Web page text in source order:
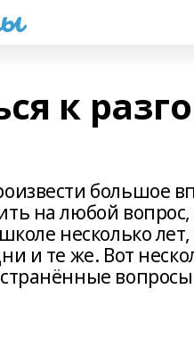
к
большое
на любой
несколько
и те же. Вот